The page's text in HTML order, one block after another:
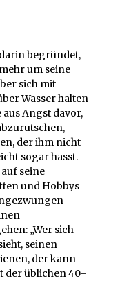
begründet,
um seine
sich mit
Wasser halten
aus Angst davor,
der ihm nicht
sogar hasst.
seine
und Hobbys
„Wer sich
seinen
der kann
der üblichen 40-